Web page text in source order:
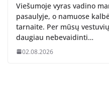
Viešumoje vyras vadino
pasaulyje, o namuose
tarnaite. Per mūsų
daugiau nebevaidinti…
02.08.2026